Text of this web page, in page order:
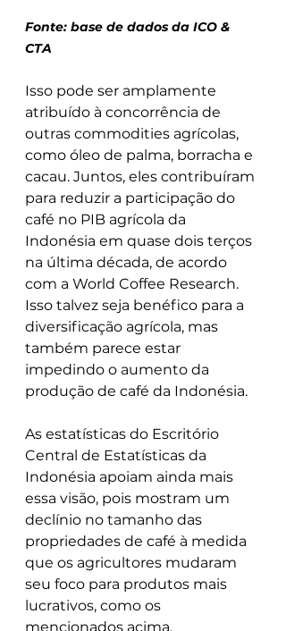
Fonte: base de dados da ICO &
CTA
Isso pode ser amplamente
atribuído à concorrência de
outras commodities agrícolas,
como óleo de palma, borracha e
cacau. Juntos, eles contribuíram
para reduzir a participação do
café no PIB agrícola da
Indonésia em quase dois terços
na última década, de acordo
com a World Coffee Research.
Isso talvez seja benéfico para a
diversificação agrícola, mas
também parece estar
impedindo o aumento da
produção de café da Indonésia.
As estatísticas do Escritório
Central de Estatísticas da
Indonésia apoiam ainda mais
essa visão, pois mostram um
declínio no tamanho das
propriedades de café à medida
que os agricultores mudaram
seu foco para produtos mais
lucrativos, como os
mencionados acima.